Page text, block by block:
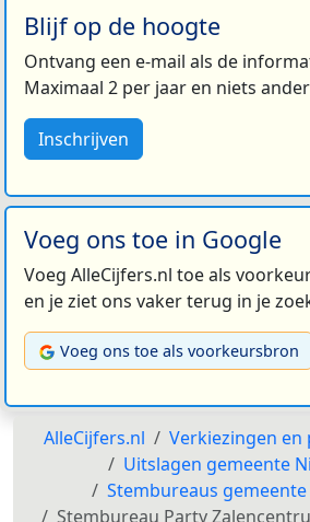
Blijf op de hoogte
Ontvang een e-mail als de
Maximaal 2 per jaar en niets
Inschrijven
Voeg ons toe in Google
Voeg AlleCijfers.nl toe als
en je ziet ons vaker terug in je
Voeg ons toe als voorkeursbron
AlleCijfers.nl
Verkiezingen
Uitslagen gemeente
Stembureaus
Stembureau Party